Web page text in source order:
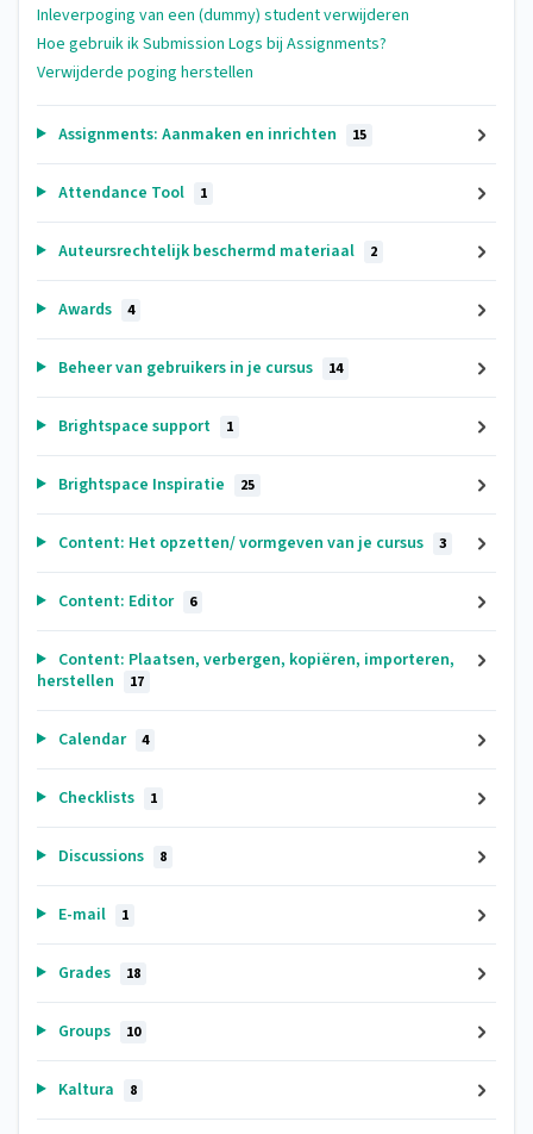
Inleverpoging van een (dummy) student verwijderen
Hoe gebruik ik Submission Logs bij Assignments?
Verwijderde poging herstellen
Assignments: Aanmaken en inrichten 15
Attendance Tool 1
Auteursrechtelijk beschermd materiaal 2
Awards 4
Beheer van gebruikers in je cursus 14
Brightspace support 1
Brightspace Inspiratie 25
Content: Het opzetten/ vormgeven van je cursus 3
Content: Editor 6
Content: Plaatsen, verbergen, kopiëren, importeren,
herstellen
17
Calendar 4
Checklists 1
Discussions 8
E-mail 1
Grades 18
Groups 10
Kaltura 8